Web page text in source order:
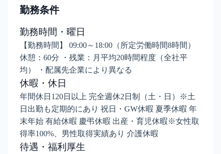
勤務条件
勤務時間・曜日
【勤務時間】 09:00～18:00（所定労働時間8時間）
休憩：60分 ・残業：月平均20時間程度（全社平
均） ・配属先企業により異なる
休暇・休日
年間休日120日以上 完全週休2日制（土・日）※土
日出勤も定期的にあり 祝日・GW休暇 夏季休暇 年
末年始 有給休暇 慶弔休暇 出産・育児休暇※女性取
得率100%、男性取得実績あり 介護休暇
待遇・福利厚生